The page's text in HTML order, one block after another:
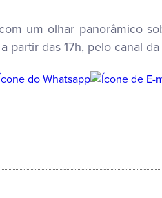
um olhar panorâmico
partir das 17h, pelo canal